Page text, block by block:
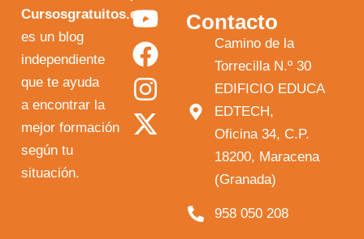
Cursosgratuitos.es
es un blog
independiente
que te ayuda
a encontrar la
mejor formación
según tu
situación.
Y
o
u
t
u
F
a
c
e
b
I
n
s
t
a
X
-
t
w
i
Contacto
Camino de la
Torrecilla N.º 30
EDIFICIO EDUCA
EDTECH,
Oficina 34, C.P.
18200, Maracena
(Granada)
958 050 208